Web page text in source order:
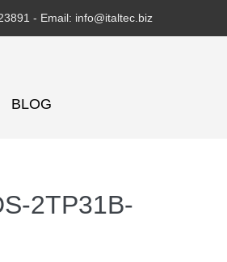
- Email: info@italtec.biz
BLOG
2TP31B-